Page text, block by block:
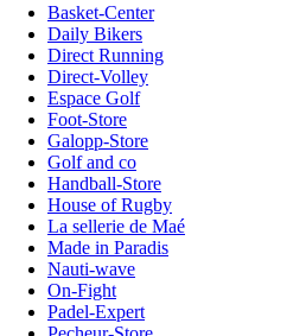
Basket-Center
Daily Bikers
Direct Running
Direct-Volley
Espace Golf
Foot-Store
Galopp-Store
Golf and co
Handball-Store
House of Rugby
La sellerie de Maé
Made in Paradis
Nauti-wave
On-Fight
Padel-Expert